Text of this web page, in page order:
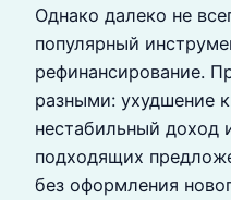
Однако далеко не
популярный
рефинансирование.
разными: ухудшение
нестабильный доход
подходящих
без оформления